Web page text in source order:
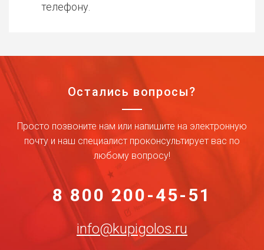
телефону.
Остались вопросы?
Просто позвоните нам или напишите на электронную
почту и наш специалист проконсультирует вас по
любому вопросу!
8 800 200-45-51
info@kupigolos.ru